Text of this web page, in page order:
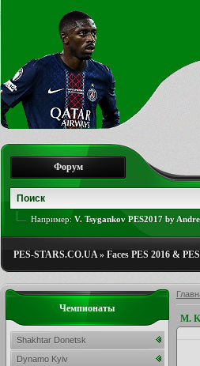
Форум
Например: V. Tsygankov PES2017 by
PES-STARS.CO.UA» Faces PES 2016 &
M.
Чемпионаты
Shakhtar Donetsk
Dynamo Kyiv